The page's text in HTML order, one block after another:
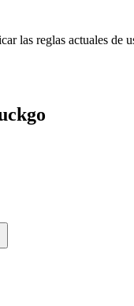
las reglas actuales